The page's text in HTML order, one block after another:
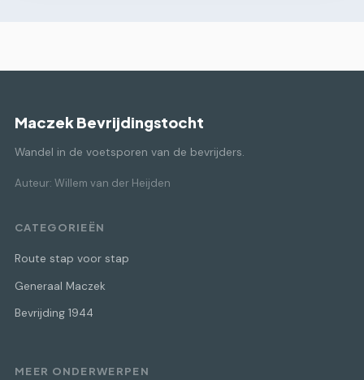
Maczek Bevrijdingstocht
Wandel in de voetsporen van de bevrijders.
Auteur: Willem van der Heijden
CATEGORIEËN
Route stap voor stap
Generaal Maczek
Bevrijding 1944
MEER ONDERWERPEN